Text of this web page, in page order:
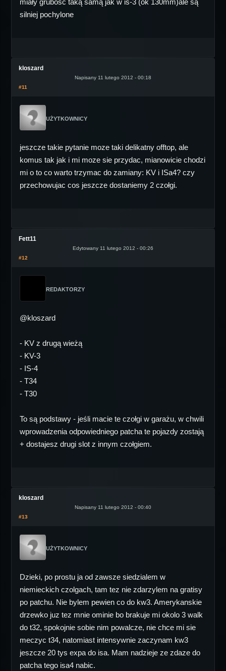
miały grubość taką samą jak w is-3 (ok 130mm)ale są
silniej pochylone
kloszard
Napisany 11 lutego 2012 - 00:18
#11
UŻYTKOWNICY
jeszcze takie pytanie moze taki delikatny offtop, ale
komus tak jak i mi moze sie przydac, mianowicie chodzi
mi o to co warto trzymac do zamiany: KV i ISa4? czy
przechowujac cos jeszcze dostaniemy 2 czołgi.
Fett11
Edytowany 11 lutego 2012 - 00:26
#12
REDAKTORZY
@kloszard
- KV z drugą wieżą
- KV-3
- IS-4
- T34
- T30
To są podstawy - jeśli macie te czołgi w garażu, w chwili
wprowadzenia odpowiedniego patcha te pojazdy zostają
+ dostajesz drugi slot z innym czołgiem.
kloszard
Napisany 11 lutego 2012 - 00:40
#13
UŻYTKOWNICY
Dzieki, po prostu ja od zawsze siedzialem w
niemieckich czolgach, tam tez nie zdarzylem na gratisy
po patchu. Nie bylem pewien co do kw3. Amerykanskie
drzewko juz tez mnie ominie bo brakuje mi okolo 3 walk
do t32, spokojnie sobie nim powalcze, nie chce mi sie
meczyc t34, natomiast intensywnie zaczynam kw3
jeszcze 20 tys expa do isa. Mam nadzieje ze zdaze do
patcha tego isa4 nabic.